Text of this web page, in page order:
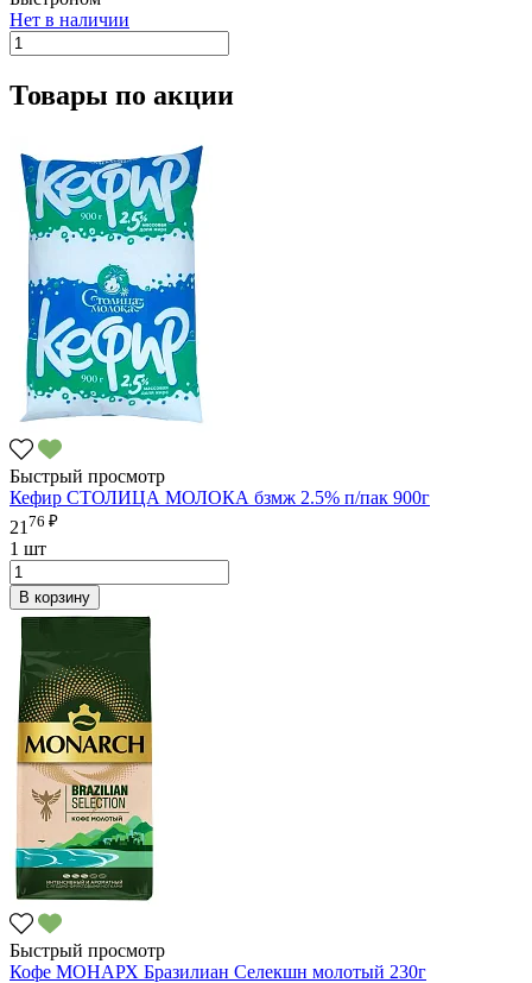
Нет в наличии
Товары по акции
Быстрый просмотр
Кефир СТОЛИЦА МОЛОКА бзмж 2.5% п/пак 900г
21 76 ₽
1 шт
В корзину
Быстрый просмотр
Кофе МОНАРХ Бразилиан Селекшн молотый 230г